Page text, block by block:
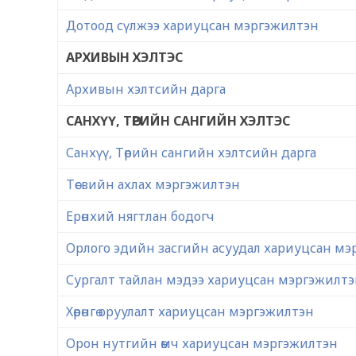
Дотоод сүлжээ хариуцсан мэргэжилтэн
АРХИВЫН ХЭЛТЭС
Архивын хэлтсийн дарга
САНХҮҮ, ТӨРИЙН САНГИЙН ХЭЛТЭС
Санхүү, Төрийн сангийн хэлтсийн дарга
Төсвийн ахлах мэргэжилтэн
Ерөнхий нягтлан бодогч
Орлого эдийн засгийн асуудал хариуцсан
Сургалт тайлан мэдээ хариуцсан
Хөрөнгө оруулалт хариуцсан мэргэжилтэн
Орон нутгийн өмч хариуцсан мэргэжилтэн